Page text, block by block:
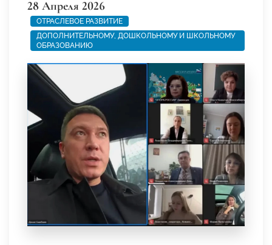
28 Апреля 2026
ОТРАСЛЕВОЕ РАЗВИТИЕ
ДОПОЛНИТЕЛЬНОМУ, ДОШКОЛЬНОМУ И ШКОЛЬНОМУ
ОБРАЗОВАНИЮ